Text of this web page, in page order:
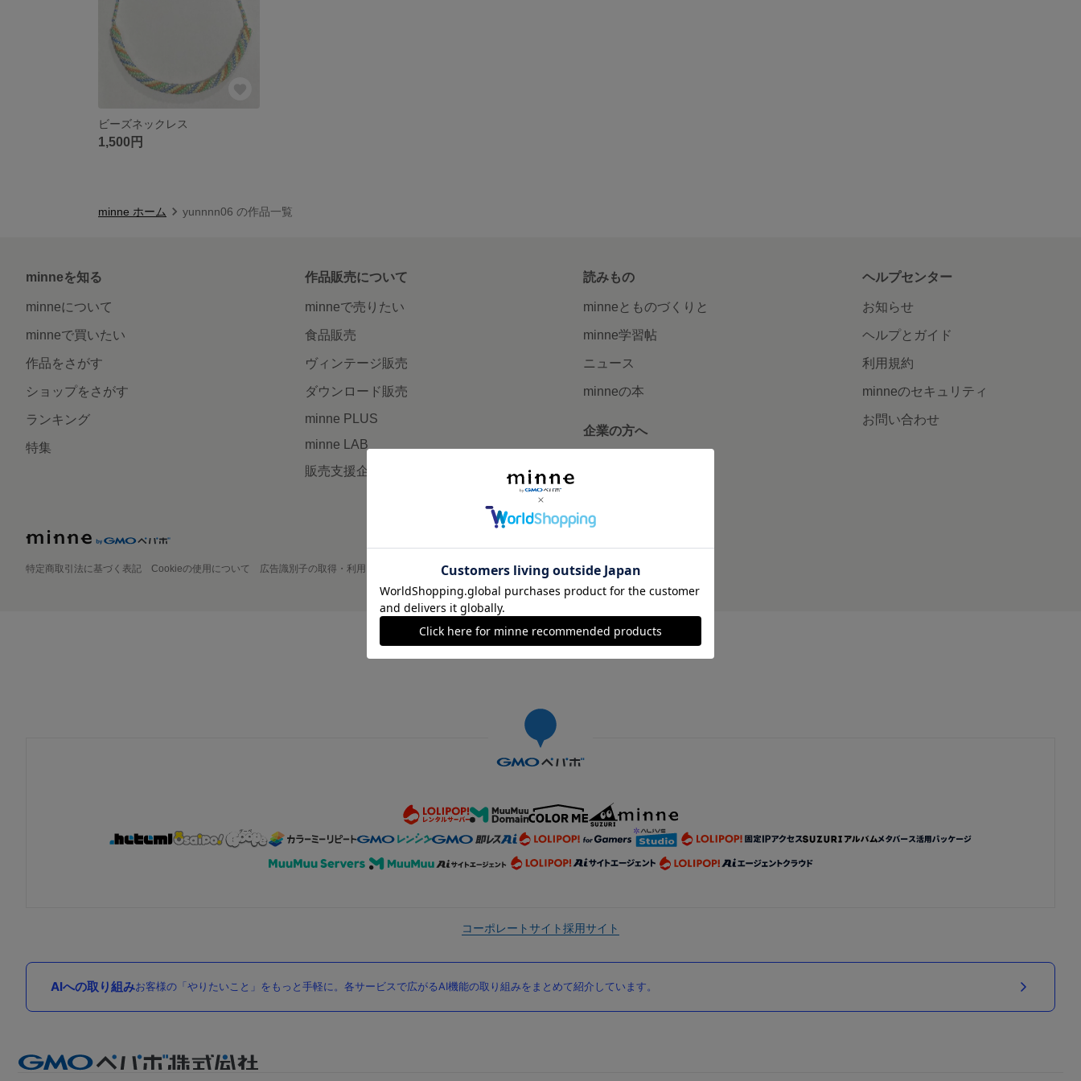
ビーズネックレス
1,500円
minne ホーム yunnnn06 の作品一覧
minneを知る
minneについて
minneで買いたい
作品をさがす
ショップをさがす
ランキング
特集
作品販売について
minneで売りたい
食品販売
ヴィンテージ販売
ダウンロード販売
minne PLUS
minne LAB
販売支援企画・イベント
読みもの
minneとものづくりと
minne学習帖
ニュース
minneの本
企業の方へ
ヘルプセンター
お知らせ
ヘルプとガイド
利用規約
minneのセキュリティ
お問い合わせ
特定商取引法に基づく表記 Cookieの使用について 広告識別子の取得・利用 プライバシーポリシー 会社概要 採用情報 メディアキット
©GMO Pepabo, Inc. All rights reserved.
コーポレートサイト採用サイト
AIへの取り組みお客様の「やりたいこと」をもっと手軽に。各サービスで広がるAI機能の取り組みをまとめて紹介しています。